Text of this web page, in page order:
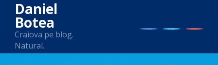
Daniel
Botea
Craiova pe blog.
Natural.